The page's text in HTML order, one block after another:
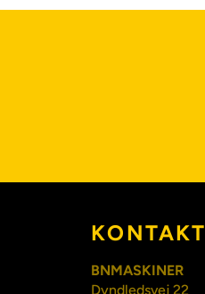
KONTAKT
BNMASKINER
Dyndledsvej 22